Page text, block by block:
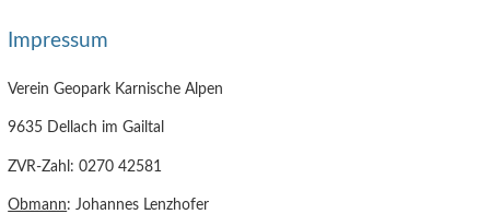
Impressum
Verein Geopark Karnische Alpen
9635 Dellach im Gailtal
ZVR-Zahl: 0270 42581
Obmann: Johannes Lenzhofer